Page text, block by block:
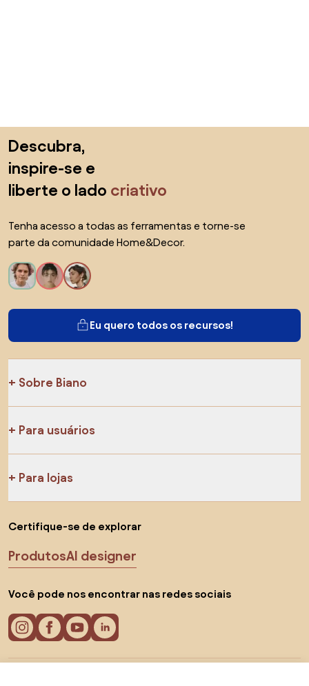
Descubra,
inspire-se e
liberte o lado criativo
Tenha acesso a todas as ferramentas e torne-se
parte da comunidade Home&Decor.
Eu quero todos os recursos!
Sobre Biano
Para usuários
Para lojas
Certifique-se de explorar
ProdutosAI designer
Você pode nos encontrar nas redes sociais